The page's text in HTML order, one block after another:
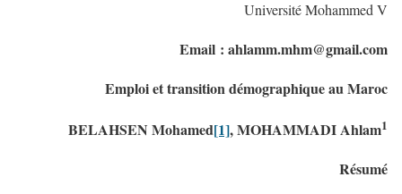
Université Mohammed V
Email : ahlamm.mhm@gmail.com
Emploi et transition démographique au Maroc
BELAHSEN Mohamed[1], MOHAMMADI Ahlam1
Résumé